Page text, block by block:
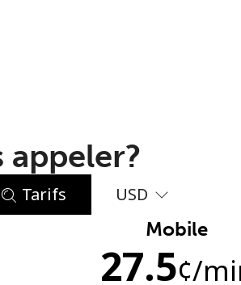
minuscule
Tarifs USD
Mobile
27.5¢/